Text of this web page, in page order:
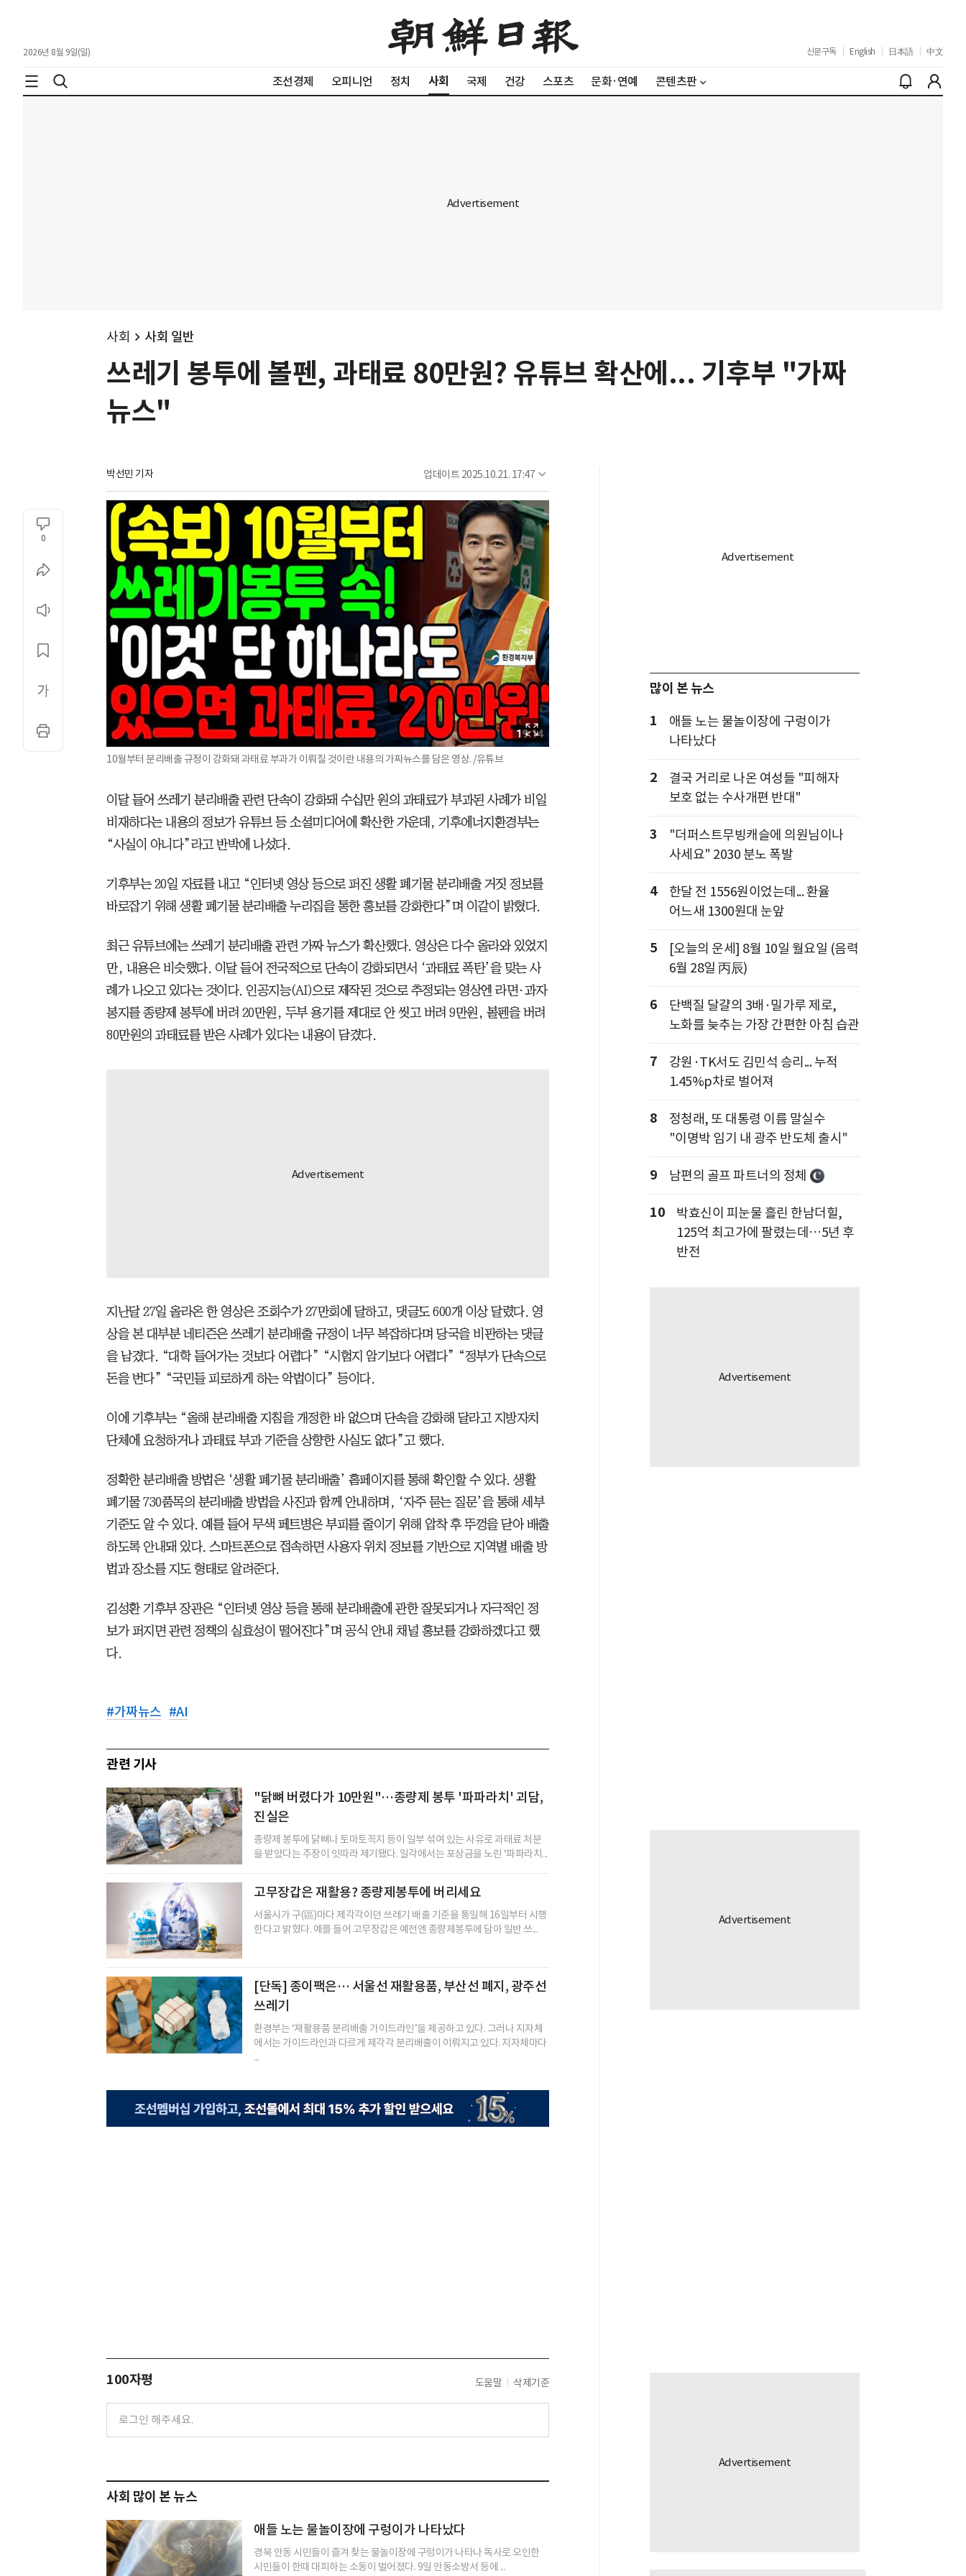
2026년 8월 9일(일) 신문구독 English 日本語 中文
조선경제 오피니언 정치 사회 국제 건강 스포츠 문화·연예 콘텐츠판
사회 사회 일반
쓰레기 봉투에 볼펜, 과태료 80만원? 유튜브 확산에... 기후부 "가짜
뉴스"
박선민 기자 업데이트 2025.10.21. 17:47
0
10월부터 분리배출 규정이 강화돼 과태료 부과가 이뤄질 것이란 내용의 가짜뉴스를 담은 영상. /유튜브
이달 들어 쓰레기 분리배출 관련 단속이 강화돼 수십만 원의 과태료가 부과된 사례가 비일
비재하다는 내용의 정보가 유튜브 등 소셜미디어에 확산한 가운데, 기후에너지환경부는
“사실이 아니다”라고 반박에 나섰다.
기후부는 20일 자료를 내고 “인터넷 영상 등으로 퍼진 생활 폐기물 분리배출 거짓 정보를
바로잡기 위해 생활 폐기물 분리배출 누리집을 통한 홍보를 강화한다”며 이같이 밝혔다.
최근 유튜브에는 쓰레기 분리배출 관련 가짜 뉴스가 확산했다. 영상은 다수 올라와 있었지
만, 내용은 비슷했다. 이달 들어 전국적으로 단속이 강화되면서 ‘과태료 폭탄’을 맞는 사
례가 나오고 있다는 것이다. 인공지능(AI)으로 제작된 것으로 추정되는 영상엔 라면·과자
봉지를 종량제 봉투에 버려 20만원, 두부 용기를 제대로 안 씻고 버려 9만원, 볼펜을 버려
80만원의 과태료를 받은 사례가 있다는 내용이 담겼다.
지난달 27일 올라온 한 영상은 조회수가 27만회에 달하고, 댓글도 600개 이상 달렸다. 영
상을 본 대부분 네티즌은 쓰레기 분리배출 규정이 너무 복잡하다며 당국을 비판하는 댓글
을 남겼다. “대학 들어가는 것보다 어렵다” “시험지 암기보다 어렵다” “정부가 단속으로
돈을 번다” “국민들 피로하게 하는 악법이다” 등이다.
이에 기후부는 “올해 분리배출 지침을 개정한 바 없으며 단속을 강화해 달라고 지방자치
단체에 요청하거나 과태료 부과 기준을 상향한 사실도 없다”고 했다.
정확한 분리배출 방법은 ‘생활 폐기물 분리배출’ 홈페이지를 통해 확인할 수 있다. 생활
폐기물 730품목의 분리배출 방법을 사진과 함께 안내하며, ‘자주 묻는 질문’을 통해 세부
기준도 알 수 있다. 예를 들어 무색 페트병은 부피를 줄이기 위해 압착 후 뚜껑을 닫아 배출
하도록 안내돼 있다. 스마트폰으로 접속하면 사용자 위치 정보를 기반으로 지역별 배출 방
법과 장소를 지도 형태로 알려준다.
김성환 기후부 장관은 “인터넷 영상 등을 통해 분리배출에 관한 잘못되거나 자극적인 정
보가 퍼지면 관련 정책의 실효성이 떨어진다”며 공식 안내 채널 홍보를 강화하겠다고 했
다.
#가짜뉴스 #AI
관련 기사
"닭뼈 버렸다가 10만원"…종량제 봉투 '파파라치' 괴담,
진실은
종량제 봉투에 닭뼈나 토마토꼭지 등이 일부 섞여 있는 사유로 과태료 처분
을 받았다는 주장이 잇따라 제기됐다. 일각에서는 포상금을 노린 ‘파파라치...
고무장갑은 재활용? 종량제봉투에 버리세요
서울시가 구(區)마다 제각각이던 쓰레기 배출 기준을 통일해 16일부터 시행
한다고 밝혔다. 예를 들어 고무장갑은 예전엔 종량제봉투에 담아 일반 쓰...
[단독] 종이팩은… 서울선 재활용품, 부산선 폐지, 광주선
쓰레기
환경부는 ‘재활용품 분리배출 가이드라인’을 제공하고 있다. 그러나 지자체
에서는 가이드라인과 다르게 제각각 분리배출이 이뤄지고 있다. 지자체마다
...
100자평 도움말 삭제기준
사회 많이 본 뉴스
애들 노는 물놀이장에 구렁이가 나타났다
경북 안동 시민들이 즐겨 찾는 물놀이장에 구렁이가 나타나 독사로 오인한
시민들이 한때 대피하는 소동이 벌어졌다. 9일 안동소방서 등에 ...
많이 본 뉴스
1
애들 노는 물놀이장에 구렁이가
나타났다
2
결국 거리로 나온 여성들 "피해자
보호 없는 수사개편 반대"
3
"더퍼스트무빙캐슬에 의원님이나
사세요" 2030 분노 폭발
4
한달 전 1556원이었는데... 환율
어느새 1300원대 눈앞
5
[오늘의 운세] 8월 10일 월요일 (음력
6월 28일 丙辰)
6
단백질 달걀의 3배·밀가루 제로,
노화를 늦추는 가장 간편한 아침 습관
7
강원·TK서도 김민석 승리... 누적
1.45%p차로 벌어져
8
정청래, 또 대통령 이름 말실수
"이명박 임기 내 광주 반도체 출시"
9 남편의 골프 파트너의 정체
10
박효신이 피눈물 흘린 한남더힐,
125억 최고가에 팔렸는데…5년 후
반전